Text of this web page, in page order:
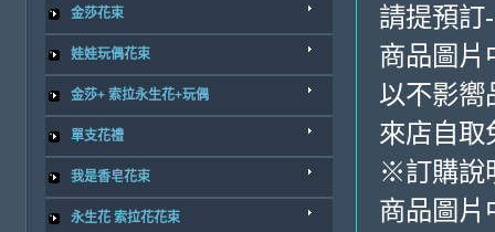
金莎花束
娃娃玩偶花束
金莎+ 索拉永生花+玩偶
單支花禮
我是香皂花束
永生花 索拉花花束
請提預訂
商品圖片
以不影嚮
來店自取
※訂購說
商品圖片